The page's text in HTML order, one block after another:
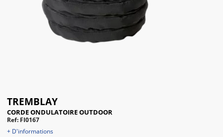
TREMBLAY
CORDE ONDULATOIRE OUTDOOR
Ref: FI0167
+ D'informations